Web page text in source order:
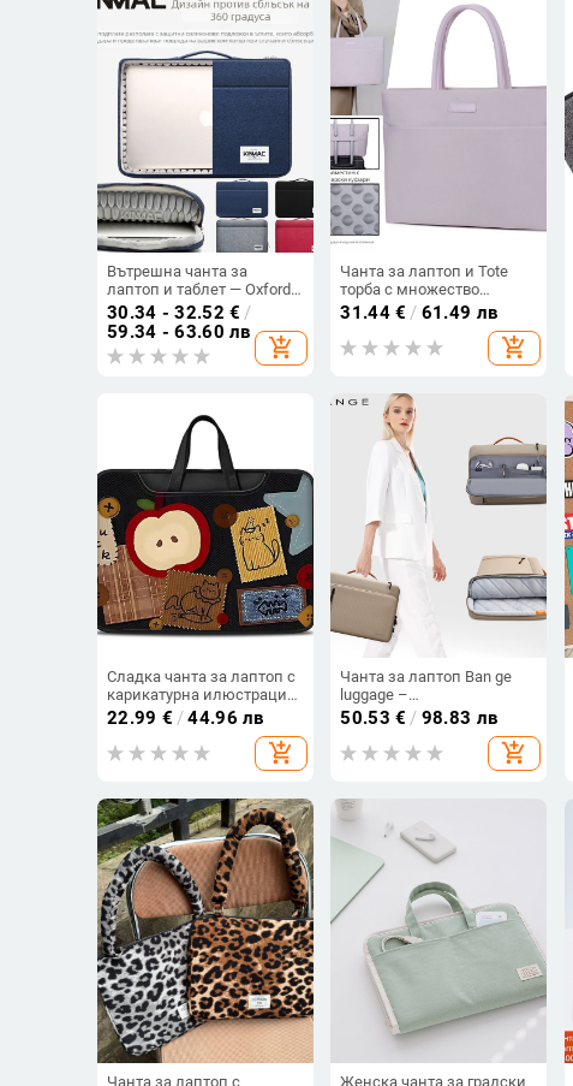
Вътрешна чанта за
лаптоп и таблет — Oxford
плат, дишаща,
водоустойчива,
износоустойчива, цип
30.34 - 32.52 € /
59.34 - 63.60 лв
add_shopping_cart
Чанта за лаптоп и Tote
торба с множество
отделения,
водоустойчива, унисекс,
градски минималистичен
31.44€ / 61.49 лв
add_shopping_cart
Сладка чанта за лаптоп с
карикатурна илюстрация,
носене на ръка или през
рамо, съвместима с Apple,
Huawei, Xiaomi и Xiaoxin
22.99 € /44.96 лв
add_shopping_cart
Чанта за лаптоп Ban ge
luggage –
ударопоглъщаща,
оксфордска материя,
велурена подплата,
50.53 € / 98.83 лв
add_shopping_cart
Чанта за лаптоп с
Женска чанта за градски